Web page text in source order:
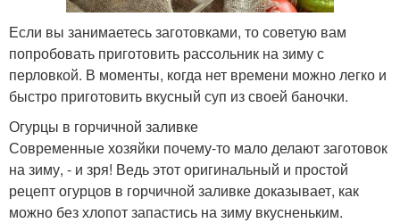
Если вы занимаетесь заготовками, то советую вам
попробовать приготовить рассольник на зиму с
перловкой. В моменты, когда нет времени можно легко и
быстро приготовить вкусный суп из своей баночки.
Огурцы в горчичной заливке
Современные хозяйки почему-то мало делают заготовок
на зиму, - и зря! Ведь этот оригинальный и простой
рецепт огурцов в горчичной заливке доказывает, как
можно без хлопот запастись на зиму вкусненьким.